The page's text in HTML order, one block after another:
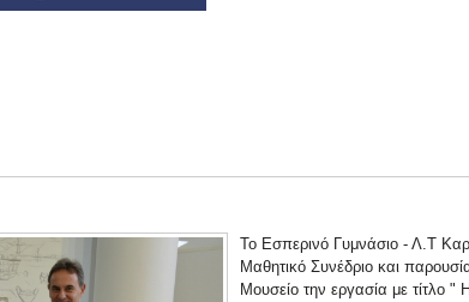
Το Εσπερινό Γυμνάσιο - Λ.Τ
Μαθητικό Συνέδριο και
Μουσείο την εργασία με τίτλο "